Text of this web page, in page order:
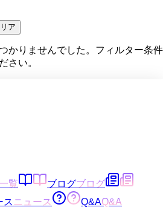
ア
かりませんでした。フィルター条件
さい。
覧 ブログブログ
ス ニュース Q&AQ&A